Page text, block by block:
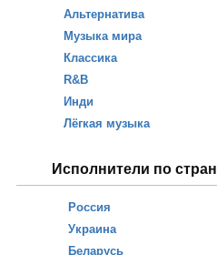
Альтернатива
Музыка мира
Классика
R&B
Инди
Лёгкая музыка
Исполнители по
Россия
Украина
Беларусь